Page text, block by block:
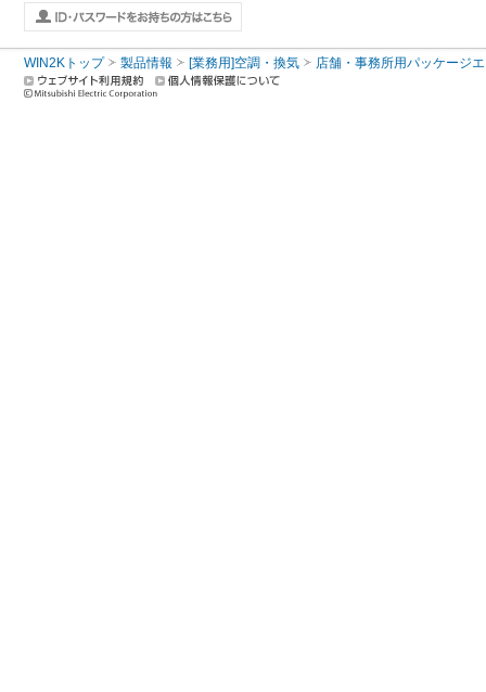
WIN2Kトップ 製品情報 [業務用]空調・換気 店舗・事務所用パッケージ